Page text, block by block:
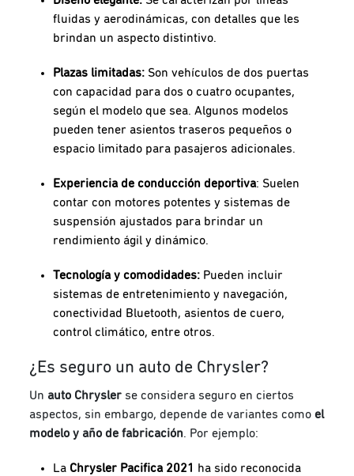
fluidas y aerodinámicas, con detalles que les
brindan un aspecto distintivo.
Plazas limitadas: Son vehículos de dos puertas
con capacidad para dos o cuatro ocupantes,
según el modelo que sea. Algunos modelos
pueden tener asientos traseros pequeños o
espacio limitado para pasajeros adicionales.
Experiencia de conducción deportiva: Suelen
contar con motores potentes y sistemas de
suspensión ajustados para brindar un
rendimiento ágil y dinámico.
Tecnología y comodidades: Pueden incluir
sistemas de entretenimiento y navegación,
conectividad Bluetooth, asientos de cuero,
control climático, entre otros.
¿Es seguro un auto de Chrysler?
Un auto Chrysler se considera seguro en ciertos
aspectos, sin embargo, depende de variantes comoel
modelo y año de fabricación. Por ejemplo:
La Chrysler Pacifica 2021 ha sido reconocida